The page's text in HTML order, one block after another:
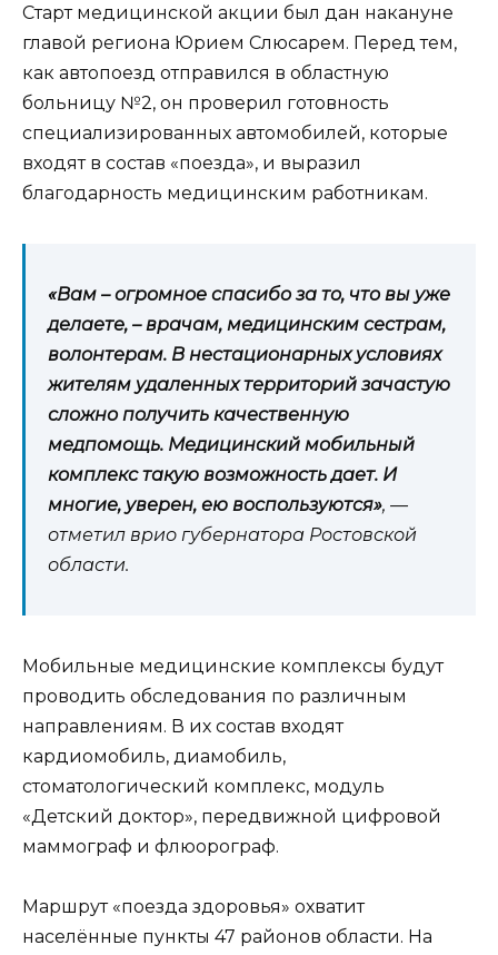
Старт медицинской акции был дан накануне
главой региона Юрием Слюсарем. Перед тем,
как автопоезд отправился в областную
больницу №2, он проверил готовность
специализированных автомобилей, которые
входят в состав «поезда», и выразил
благодарность медицинским работникам.
«Вам – огромное спасибо за то, что вы уже
делаете, – врачам, медицинским сестрам,
волонтерам. В нестационарных условиях
жителям удаленных территорий зачастую
сложно получить качественную
медпомощь. Медицинский мобильный
комплекс такую возможность дает. И
многие, уверен, ею воспользуются», —
отметил врио губернатора Ростовской
области.
Мобильные медицинские комплексы будут
проводить обследования по различным
направлениям. В их состав входят
кардиомобиль, диамобиль,
стоматологический комплекс, модуль
«Детский доктор», передвижной цифровой
маммограф и флюорограф.
Маршрут «поезда здоровья» охватит
населённые пункты 47 районов области. На